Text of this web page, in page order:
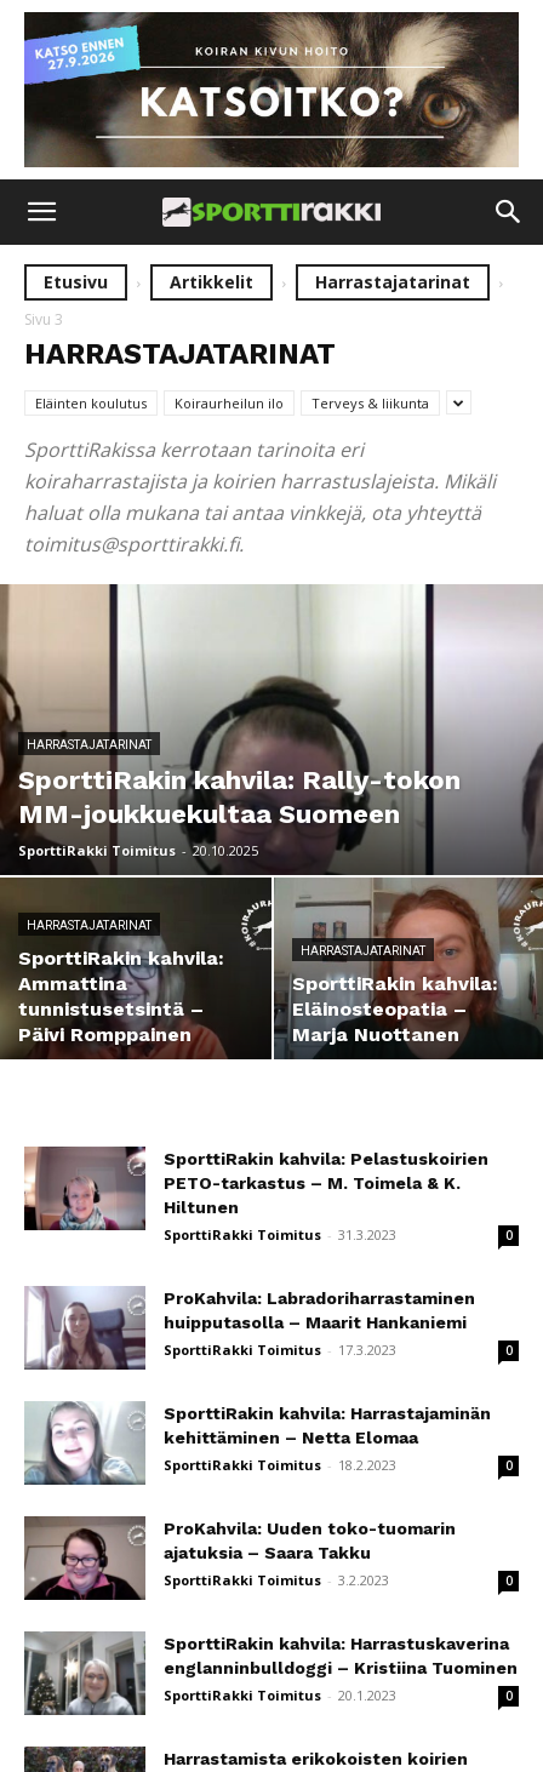
Etusivu Artikkelit Harrastajatarinat
Sivu 3
HARRASTAJATARINAT
Eläinten koulutus Koiraurheilun ilo Terveys & liikunta
SporttiRakissa kerrotaan tarinoita eri
koiraharrastajista ja koirien harrastuslajeista. Mikäli
haluat olla mukana tai antaa vinkkejä, ota yhteyttä
toimitus@sporttirakki.fi.
HARRASTAJATARINAT
SporttiRakin kahvila: Rally-tokon
MM-joukkuekultaa Suomeen
SporttiRakki Toimitus - 20.10.2025
HARRASTAJATARINAT
SporttiRakin kahvila:
Ammattina
tunnistusetsintä –
Päivi Romppainen
HARRASTAJATARINAT
SporttiRakin kahvila:
Eläinosteopatia –
Marja Nuottanen
SporttiRakin kahvila: Pelastuskoirien
PETO-tarkastus – M. Toimela & K.
Hiltunen
SporttiRakki Toimitus - 31.3.2023 0
ProKahvila: Labradoriharrastaminen
huipputasolla – Maarit Hankaniemi
SporttiRakki Toimitus - 17.3.2023 0
SporttiRakin kahvila: Harrastajaminän
kehittäminen – Netta Elomaa
SporttiRakki Toimitus - 18.2.2023 0
ProKahvila: Uuden toko-tuomarin
ajatuksia – Saara Takku
SporttiRakki Toimitus - 3.2.2023 0
SporttiRakin kahvila: Harrastuskaverina
englanninbulldoggi – Kristiina Tuominen
SporttiRakki Toimitus - 20.1.2023 0
Harrastamista erikokoisten koirien